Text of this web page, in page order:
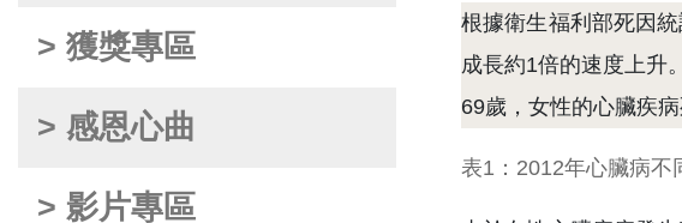
> 獲獎專區
> 感恩心曲
> 影片專區
根據衛生福利部死因
成長約1倍的速度上升
69歲，女性的心臟疾
表1：2012年心臟病不